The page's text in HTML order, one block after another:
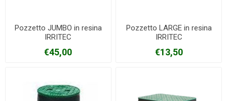
Pozzetto JUMBO in resina
IRRITEC
€45,00
Pozzetto LARGE in resina
IRRITEC
€13,50